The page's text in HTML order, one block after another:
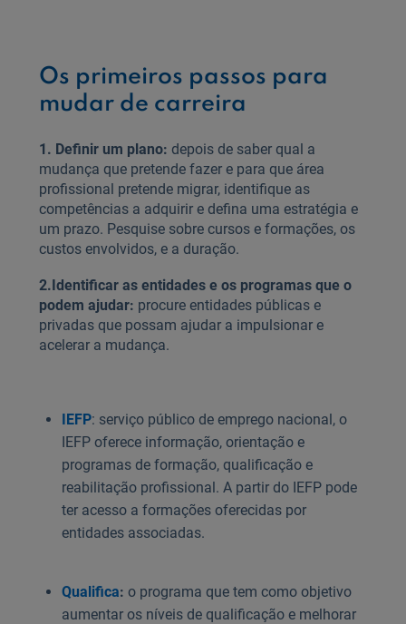
Os primeiros passos para
mudar de carreira
1. Definir um plano: depois de saber qual a
mudança que pretende fazer e para que área
profissional pretende migrar, identifique as
competências a adquirir e defina uma estratégia e
um prazo. Pesquise sobre cursos e formações, os
custos envolvidos, e a duração.
2.Identificar as entidades e os programas que o
podem ajudar: procure entidades públicas e
privadas que possam ajudar a impulsionar e
acelerar a mudança.
IEFP: serviço público de emprego nacional, o
IEFP oferece informação, orientação e
programas de formação, qualificação e
reabilitação profissional. A partir do IEFP pode
ter acesso a formações oferecidas por
entidades associadas.
Qualifica: o programa que tem como objetivo
aumentar os níveis de qualificação e melhorar